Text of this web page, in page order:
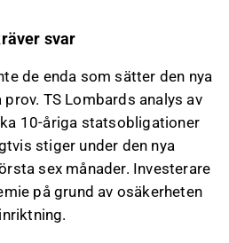
svar
de enda som sätter den nya
TS Lombards analys av
10-åriga statsobligationer
stiger under den nya
sex månader. Investerare
på grund av osäkerheten